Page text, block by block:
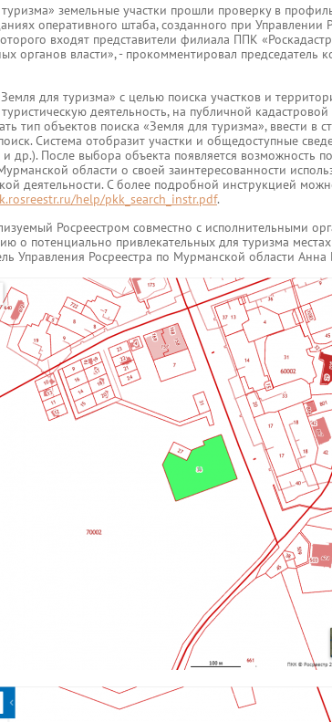
земельные участки прошли проверку в
оперативного штаба, созданного при Управлении
входят представители филиала ППК
органов власти», - прокомментировал председатель
для туризма» с целью поиска участков и
деятельность, на публичной кадастровой
тип объектов поиска «Земля для туризма», ввести в
Система отобразит участки и общедоступные
др.). После выбора объекта появляется возможность
области о своей заинтересованности
деятельности. С более подробной инструкцией
help/pkk_search_instr.pdf.
Росреестром совместно с исполнительными
о потенциально привлекательных для туризма
Управления Росреестра по Мурманской области Анна